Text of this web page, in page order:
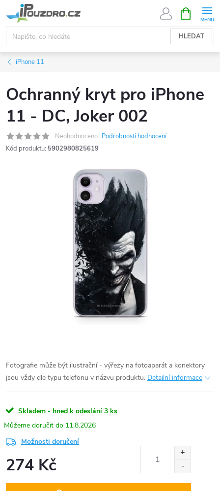
na
obsah
HLEDAT
NÁKUPNÍ
KOŠÍK
iPhone 11
Ochranný kryt pro iPhone
11 - DC, Joker 002
Neohodnoceno Podrobnosti hodnocení
Kód produktu: 5902980825619
Fotografie může být ilustrační - výřezy na fotoaparát a konektory
jsou vždy dle typu telefonu v názvu produktu. Detailní informace
Skladem - hned k odeslání 3 ks
11.8.2026
Možnosti doručení
274 Kč